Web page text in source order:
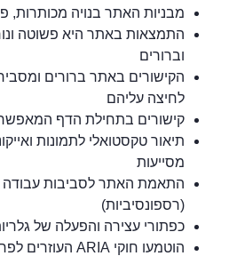
מבניות האתר בנויה מכותרות,
התמצאות באתר היא פשוטה
וברורים
הקישורים באתר ברורים
לחיצה עליהם
קישורים בתחילת הדף
תיאור טקסטואלי לתמונות
מסייעות
התאמת האתר לסביבות עבודה
(רספונסיביות)
כפתורי עצירה והפעלה של
הוטמעו חוקי ARIA העוזרים לפרש את תוכן